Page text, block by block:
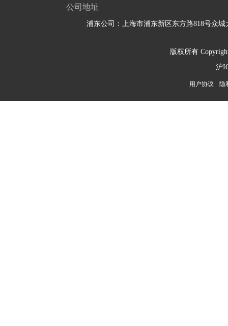
公司地址
浦东公司：上海市浦东新区东方路818号众城
版权所有
沪
用户协议 隐